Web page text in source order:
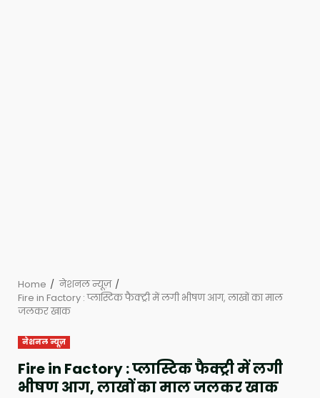
Home
नेशनल न्यूज़
Fire in Factory : प्लास्टिक फैक्ट्री में लगी भीषण आग, लाखों का माल
जलकर खाक
नेशनल न्यूज़
Fire in Factory : प्लास्टिक फैक्ट्री में लगी
भीषण आग, लाखों का माल जलकर खाक